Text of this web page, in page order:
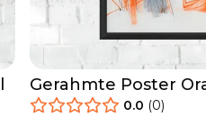
Gerahmte Poster
Drawing
0.0 (0)
Ab 49.90 € 29.90